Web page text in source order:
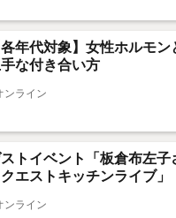
各年代対象】女性ホルモン
な付き合い方
ンライン
トイベント「板倉布左子
エストキッチンライブ」
ンライン